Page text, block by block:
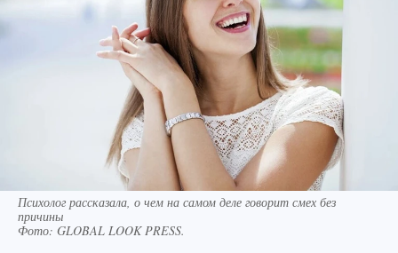
Психолог рассказала, о чем на самом деле говорит смех без
причины
Фото: GLOBAL LOOK PRESS.